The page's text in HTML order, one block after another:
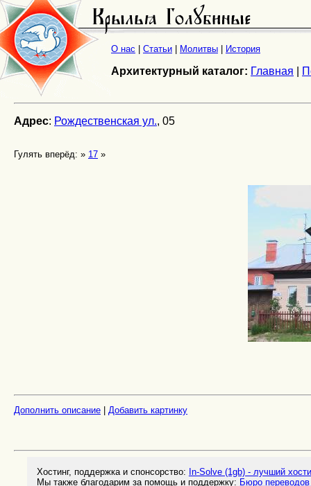
О нас Статьи Молитвы История
Архитектурный каталог: Главная
Адрес: Рождественская ул., 05
Гулять вперёд: » 17 »
Дополнить описание Добавить картинку
Хостинг, поддержка и спонсорство: In-Solve (1gb) - лучший
Мы также благодарим за помощь и поддержку: Бюро переводов